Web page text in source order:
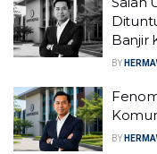
Banjir
BY
BY